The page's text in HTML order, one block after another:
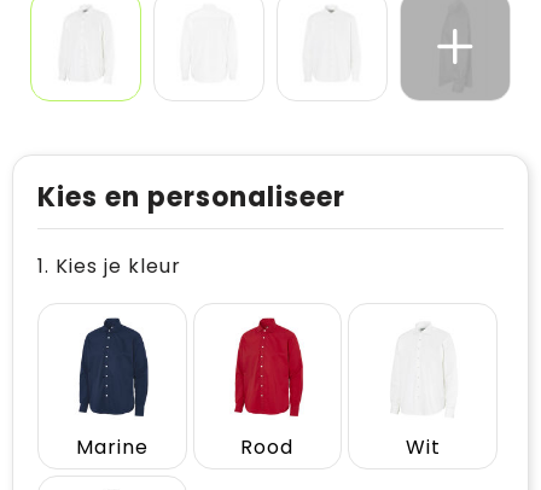
Kies en personaliseer
1. Kies je kleur
Marine Rood Wit